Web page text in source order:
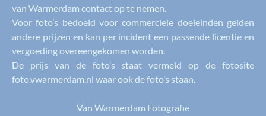
van Warmerdam contact op te nemen.
Voor foto’s bedoeld voor commerciele doeleinden gelden
andere prijzen en kan per incident een passende licentie en
vergoeding overeengekomen worden.
De prijs van de foto’s staat vermeld op de fotosite
foto.vwarmerdam.nl waar ook de foto’s staan.
Van Warmerdam Fotografie